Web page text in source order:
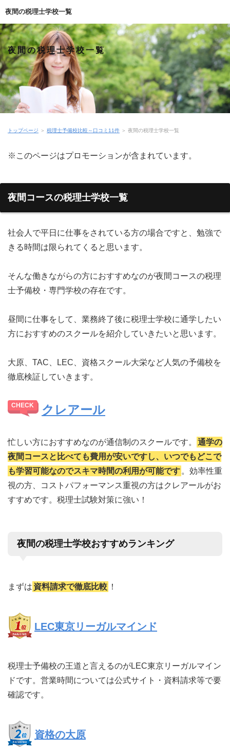
夜間の税理士学校一覧
夜間の税理士学校一覧
トップページ ＞ 税理士予備校比較～口コミ11件 ＞ 夜間の税理士学校一覧
※このページはプロモーションが含まれています。
夜間コースの税理士学校一覧
社会人で平日に仕事をされている方の場合ですと、勉強で
きる時間は限られてくると思います。
そんな働きながらの方におすすめなのが夜間コースの税理
士予備校・専門学校の存在です。
昼間に仕事をして、業務終了後に税理士学校に通学したい
方におすすめのスクールを紹介していきたいと思います。
大原、TAC、LEC、資格スクール大栄など人気の予備校を
徹底検証していきます。
クレアール
忙しい方におすすめなのが通信制のスクールです。
通学の
夜間コースと比べても費用が安いですし、いつでもどこで
も学習可能なのでスキマ時間の利用が可能です 。効率性重
視の方、コストパフォーマンス重視の方はクレアールがお
すすめです。税理士試験対策に強い！
夜間の税理士学校おすすめランキング
まずは 資料請求で徹底比較 ！
LEC東京リーガルマインド
税理士予備校の王道と言えるのがLEC東京リーガルマイン
ドです。営業時間については公式サイト・資料請求等で要
確認です。
資格の大原